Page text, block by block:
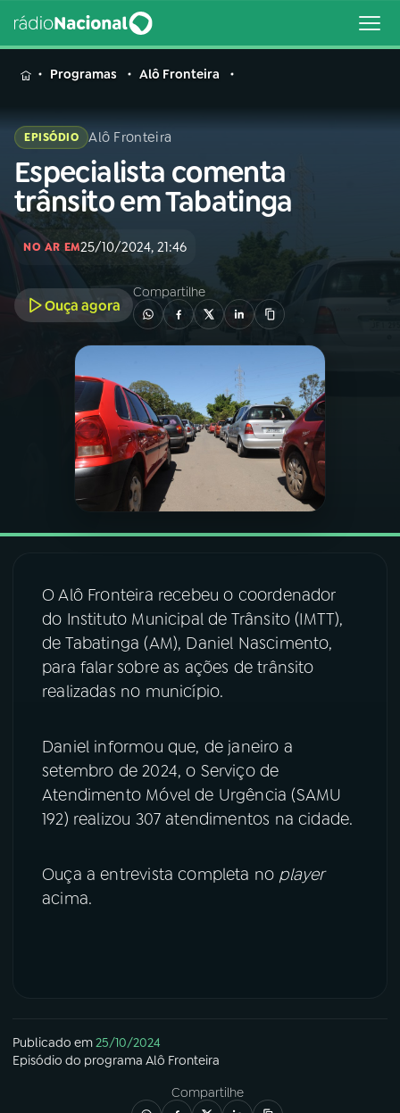
MENU
Buscar
na
Rádio
Nacional
Buscar
AO VIVO
01INÍCIO
A RÁDIO
PROGRAMAÇÃO
PROGRAMAS
06 VIDEOCASTS
07ÚLTIMAS
FESTIVAL DE MÚSICA
ACOMPANHE A RÁDIO NACIONAL
Instagram X
Programas Alô Fronteira
EPISÓDIO Alô Fronteira
Especialista comenta
trânsito em Tabatinga
NO AR EM25/10/2024, 21:46
Ouça agora
Compartilhe
O Alô Fronteira recebeu o coordenador
do Instituto Municipal de Trânsito (IMTT),
de Tabatinga (AM), Daniel Nascimento,
para falar sobre as ações de trânsito
realizadas no município.
Daniel informou que, de janeiro a
setembro de 2024, o Serviço de
Atendimento Móvel de Urgência (SAMU
192) realizou 307 atendimentos na cidade.
Ouça a entrevista completa no player
acima.
Publicado em25/10/2024
Episódio do programa Alô Fronteira
Compartilhe